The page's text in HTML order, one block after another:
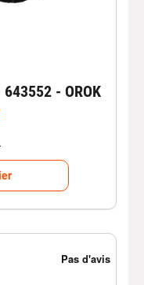
643552 - OROK